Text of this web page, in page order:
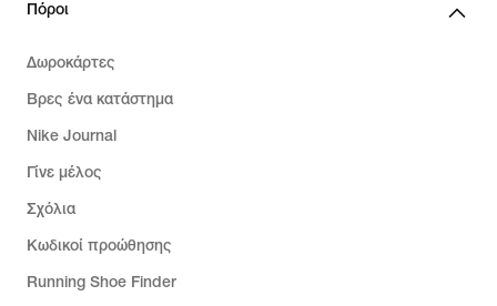
Πόροι
Δωροκάρτες
Βρες ένα κατάστημα
Nike Journal
Γίνε μέλος
Σχόλια
Κωδικοί προώθησης
Running Shoe Finder